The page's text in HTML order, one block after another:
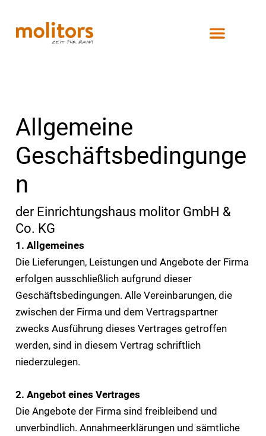
Inhalt
springen
Allgemeine
Geschäftsbedingunge
n
der Einrichtungshaus molitor GmbH &
Co. KG
1. Allgemeines
Die Lieferungen, Leistungen und Angebote der Firma
erfolgen ausschließlich aufgrund dieser
Geschäftsbedingungen. Alle Vereinbarungen, die
zwischen der Firma und dem Vertragspartner
zwecks Ausführung dieses Vertrages getroffen
werden, sind in diesem Vertrag schriftlich
niederzulegen.
2. Angebot eines Vertrages
Die Angebote der Firma sind freibleibend und
unverbindlich. Annahmeerklärungen und sämtliche